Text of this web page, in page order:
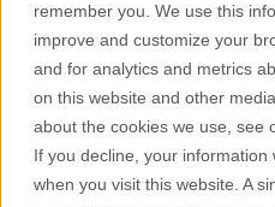
remember you. We use this
improve and customize your
and for analytics and metrics
on this website and other
about the cookies we use, see
If you decline, your information
when you visit this website. A
Agrarische oplossingen
Industriële
Kennis
Over ons
Al meer dan 120 jaar staat
betrouwbaar en
en industriële toepassingen.